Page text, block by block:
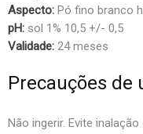
Aspecto: Pó fino branco
pH: sol 1% 10,5 +/- 0,5
Validade: 24 meses
Precauções de
Não ingerir. Evite